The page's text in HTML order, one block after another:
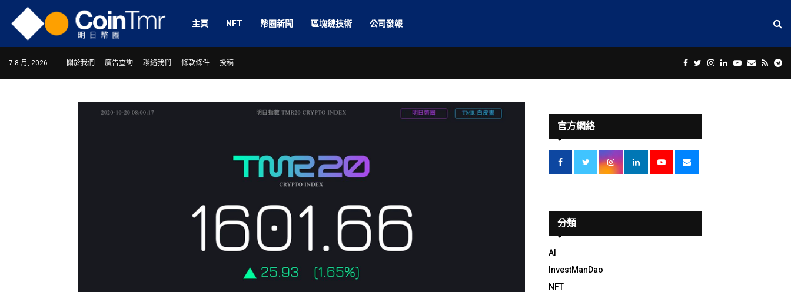
主頁 NFT 幣圈新聞 區塊鏈技術 公司發報
7 8 月, 2026 關於我們 廣告查詢 聯絡我們 條款條件 投稿 Facebook
Twitter
Instagram
LinkedinYoutube
Email
Rss
官方網絡
分類
AI
InvestManDao
NFT